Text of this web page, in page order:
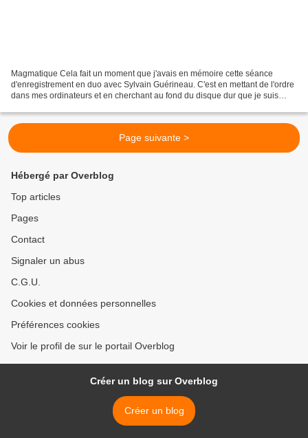
Magmatique Cela fait un moment que j'avais en mémoire cette séance
d'enregistrement en duo avec Sylvain Guérineau. C'est en mettant de l'ordre
dans mes ordinateurs et en cherchant au fond du disque dur que je suis
Page suivante >
Hébergé par Overblog
Top articles
Pages
Contact
Signaler un abus
C.G.U.
Cookies et données personnelles
Préférences cookies
Voir le profil de sur le portail Overblog
Créer un blog sur Overblog
Créer un blog